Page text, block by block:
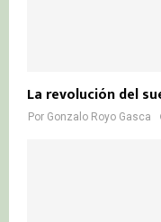
La revolución del
Por Gonzalo Royo Gasca